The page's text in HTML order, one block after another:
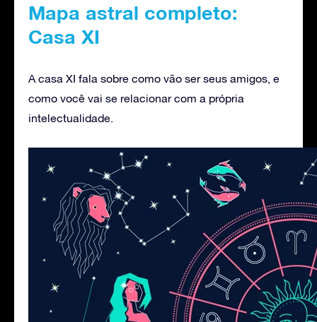
Mapa astral completo:
Casa XI
A casa XI fala sobre como vão ser seus amigos, e
como você vai se relacionar com a própria
intelectualidade.